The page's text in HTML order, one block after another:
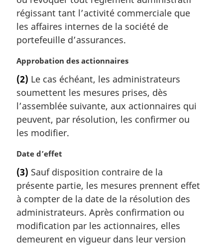
g
i
n
l
:
régissant tant l’activité commerciale que
les affaires internes de la société de
portefeuille d’assurances.
N
t
e
m
a
r
g
n
a
e
:
Approbation des actionnaires
(2) Le cas échéant, les administrateurs
soumettent les mesures prises, dès
l’assemblée suivante, aux actionnaires qui
peuvent, par résolution, les confirmer ou
les modifier.
N
t
e
m
a
g
i
Date d’effet
(3) Sauf disposition contraire de la
présente partie, les mesures prennent effet
à compter de la date de la résolution des
administrateurs. Après confirmation ou
modification par les actionnaires, elles
demeurent en vigueur dans leur version